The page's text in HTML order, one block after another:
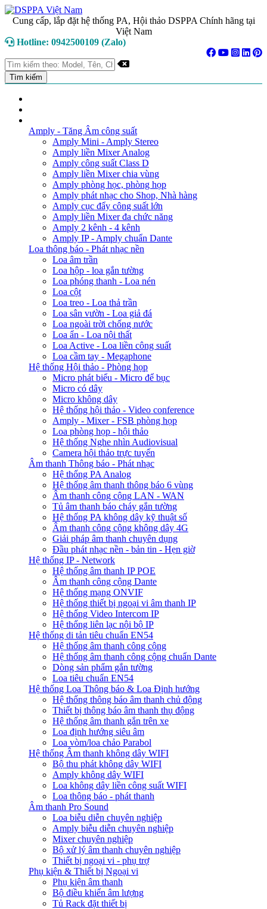
Cung cấp, lắp đặt hệ thống PA, Hội thảo DSPPA Chính hãng tại
Việt Nam
Hotline: 0942500109 (Zalo)
Amply - Tăng Âm công suất
Amply Mini - Amply Stereo
Amply liền Mixer Analog
Amply công suất Class D
Amply liền Mixer chia vùng
Amply phòng học, phòng họp
Amply phát nhạc cho Shop, Nhà hàng
Amply cục đẩy công suất lớn
Amply liền Mixer đa chức năng
Amply 2 kênh - 4 kênh
Amply IP - Amply chuẩn Dante
Loa thông báo - Phát nhạc nền
Loa âm trần
Loa hộp - loa gắn tường
Loa phóng thanh - Loa nén
Loa cột
Loa treo - Loa thả trần
Loa sân vườn - Loa giả đá
Loa ngoài trời chống nước
Loa ẩn - Loa nội thất
Loa Active - Loa liền công suất
Loa cầm tay - Megaphone
Hệ thống Hội thảo - Phòng họp
Micro phát biểu - Micro để bục
Micro có dây
Micro không dây
Hệ thống hội thảo - Video conference
Amply - Mixer - FSB phòng họp
Loa phòng họp - hội thảo
Hệ thống Nghe nhìn Audiovisual
Camera hội thảo trực tuyến
Âm thanh Thông báo - Phát nhạc
Hệ thống PA Analog
Hệ thống âm thanh thông báo 6 vùng
Âm thanh công cộng LAN - WAN
Tủ âm thanh báo cháy gắn tường
Hệ thống PA không dây kỹ thuật số
Âm thanh công cộng không dây 4G
Giải pháp âm thanh chuyên dụng
Đầu phát nhạc nền - bản tin - Hẹn giờ
Hệ thống IP - Network
Hệ thống âm thanh IP POE
Âm thanh công cộng Dante
Hệ thống mạng ONVIF
Hệ thống thiết bị ngoại vi âm thanh IP
Hệ thống Video Intercom IP
Hệ thống liên lạc nội bộ IP
Hệ thống di tản tiêu chuẩn EN54
Hệ thống âm thanh công cộng
Hệ thống âm thanh công cộng chuẩn Dante
Dòng sản phẩm gắn tường
Loa tiêu chuẩn EN54
Hệ thống Loa Thông báo & Loa Định hướng
Hệ thống thông báo âm thanh chủ động
Thiết bị thông báo âm thanh thụ động
Hệ thống âm thanh gắn trên xe
Loa định hướng siêu âm
Loa vòm/loa chảo Parabol
Hệ thống Âm thanh không dây WIFI
Bộ thu phát không dây WIFI
Amply không dây WIFI
Loa không dây liền công suất WIFI
Loa thông báo - phát thanh
Âm thanh Pro Sound
Loa biễu diễn chuyên nghiệp
Amply biễu diễn chuyên nghiệp
Mixer chuyên nghiệp
Bộ xử lý âm thanh chuyên nghiệp
Thiết bị ngoại vi - phụ trợ
Phụ kiện & Thiết bị Ngoại vi
Phụ kiện âm thanh
Bộ điều khiển âm lượng
Tủ Rack đặt thiết bị